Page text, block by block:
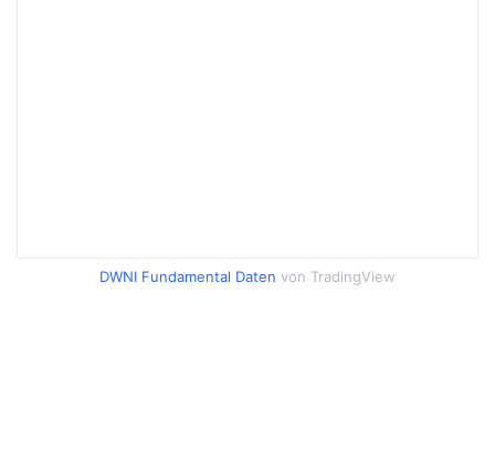
DWNI Fundamental Daten von TradingView